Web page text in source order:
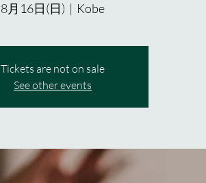
8月16日(日)
  |
Kobe
Tickets are not on sale
See other events